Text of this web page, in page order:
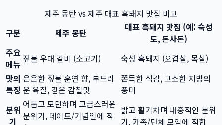
제주 몽탄 vs 제주 대표 흑돼지 맛집 비교
구분
제주 몽탄
대표 흑돼지 맛집 (예: 숙성
도, 돈사돈)
주요
메뉴 짚불 우대 갈비 (소고기)
숙성 흑돼지 (오겹살, 목살)
맛의
특징
은은한 짚불 훈연 향, 부드러
운 육질, 깊은 감칠맛
쫀득한 식감, 고소한 지방의
풍미
분위
기
어둡고 모던하며 고급스러운
분위기, 데이트/기념일에 적
밝고 활기차며 대중적인 분위
기, 가족/단체 모임에 적합